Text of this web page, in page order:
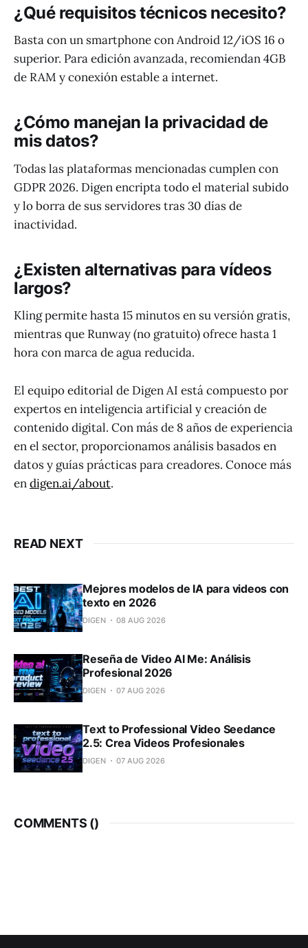
¿Qué requisitos técnicos necesito?
Basta con un smartphone con Android 12/iOS 16 o
superior. Para edición avanzada, recomiendan 4GB
de RAM y conexión estable a internet.
¿Cómo manejan la privacidad de
mis datos?
Todas las plataformas mencionadas cumplen con
GDPR 2026. Digen encripta todo el material subido
y lo borra de sus servidores tras 30 días de
inactividad.
¿Existen alternativas para vídeos
largos?
Kling permite hasta 15 minutos en su versión gratis,
mientras que Runway (no gratuito) ofrece hasta 1
hora con marca de agua reducida.
El equipo editorial de Digen AI está compuesto por
expertos en inteligencia artificial y creación de
contenido digital. Con más de 8 años de experiencia
en el sector, proporcionamos análisis basados en
datos y guías prácticas para creadores. Conoce más
endigen.ai/about.
READ NEXT
Mejores modelos de IA para videos con
texto en 2026
DIGEN 08 AUG 2026
Reseña de Video AI Me: Análisis
Profesional 2026
DIGEN 07 AUG 2026
Text to Professional Video Seedance
2.5: Crea Videos Profesionales
DIGEN 07 AUG 2026
COMMENTS ()